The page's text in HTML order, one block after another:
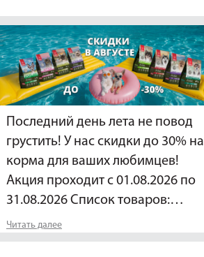
Последний день лета не повод
грустить! У нас скидки до 30% на
корма для ваших любимцев!
Акция проходит с 01.08.2026 по
31.08.2026 Список товаров:…
Читать далее